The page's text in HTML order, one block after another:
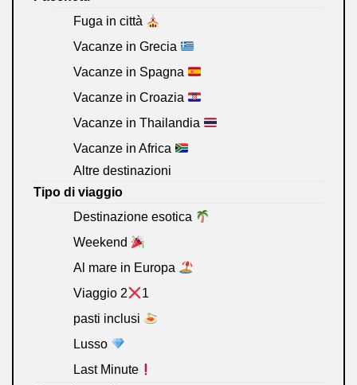
Fuga in città
Vacanze in Grecia
Vacanze in Spagna
Vacanze in Croazia
Vacanze in Thailandia
Vacanze in Africa
Altre destinazioni
Tipo di viaggio
Destinazione esotica
Weekend
Al mare in Europa
Viaggio 2
1
pasti inclusi
Lusso
Last Minute